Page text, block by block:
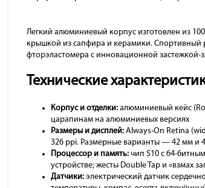
Легкий алюминиевый корпус изготовлен из
крышкой из сапфира и керамики. Спортивный
фторэластомера с инновационной застежкой-
Технические
Корпус и отделки: алюминиевый кейс
царапинам на алюминиевых версиях
Размеры и дисплей: Always-On Retina
326 ppi. Размерные варианты — 42 мм и
Процессор и память: чип S10 с 64-
устройстве; жесты Double Tap и «взмах
Датчики: электрический датчик